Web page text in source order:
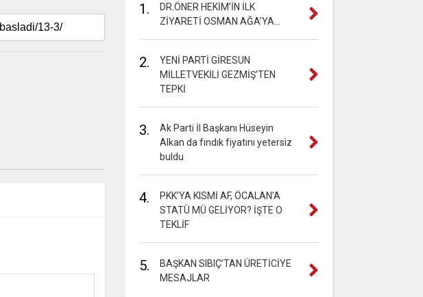
1.
DR.ÖNER HEKİM’İN İLK
ZİYARETİ OSMAN AĞA’YA…
2.
YENİ PARTİ GİRESUN
MİLLETVEKİLİ GEZMİŞ’TEN
TEPKİ
3.
Ak Parti İl Başkanı Hüseyin
Alkan da fındık fiyatını yetersiz
buldu
4.
PKK’YA KISMİ AF, ÖCALAN’A
STATÜ MÜ GELİYOR? İŞTE O
TEKLİF
5.
BAŞKAN SIBIÇ’TAN ÜRETİCİYE
MESAJLAR